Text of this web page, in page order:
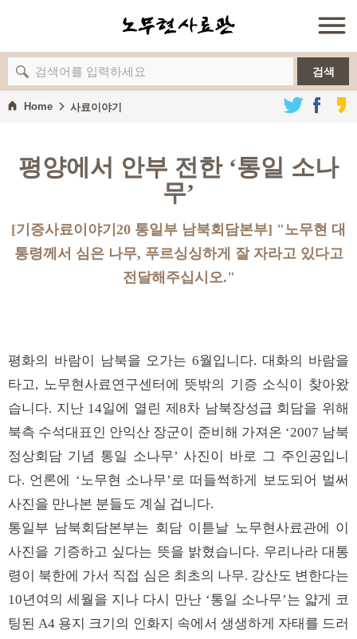
검색
Home 사료이야기
평양에서 안부 전한 ‘통일 소나
무’
[기증사료이야기20 통일부 남북회담본부] "노무현 대
통령께서 심은 나무, 푸르싱싱하게 잘 자라고 있다고
전달해주십시오."
평화의 바람이 남북을 오가는 6월입니다. 대화의 바람을
타고, 노무현사료연구센터에 뜻밖의 기증 소식이 찾아왔
습니다. 지난 14일에 열린 제8차 남북장성급 회담을 위해
북측 수석대표인 안익산 장군이 준비해 가져온 ‘2007 남북
정상회담 기념 통일 소나무’ 사진이 바로 그 주인공입니
다. 언론에 ‘노무현 소나무’로 떠들썩하게 보도되어 벌써
사진을 만나본 분들도 계실 겁니다.
통일부 남북회담본부는 회담 이튿날 노무현사료관에 이
사진을 기증하고 싶다는 뜻을 밝혔습니다. 우리나라 대통
령이 북한에 가서 직접 심은 최초의 나무. 강산도 변한다는
10년여의 세월을 지나 다시 만난 ‘통일 소나무’는 얇게 코
팅된 A4 용지 크기의 인화지 속에서 생생하게 자태를 드러